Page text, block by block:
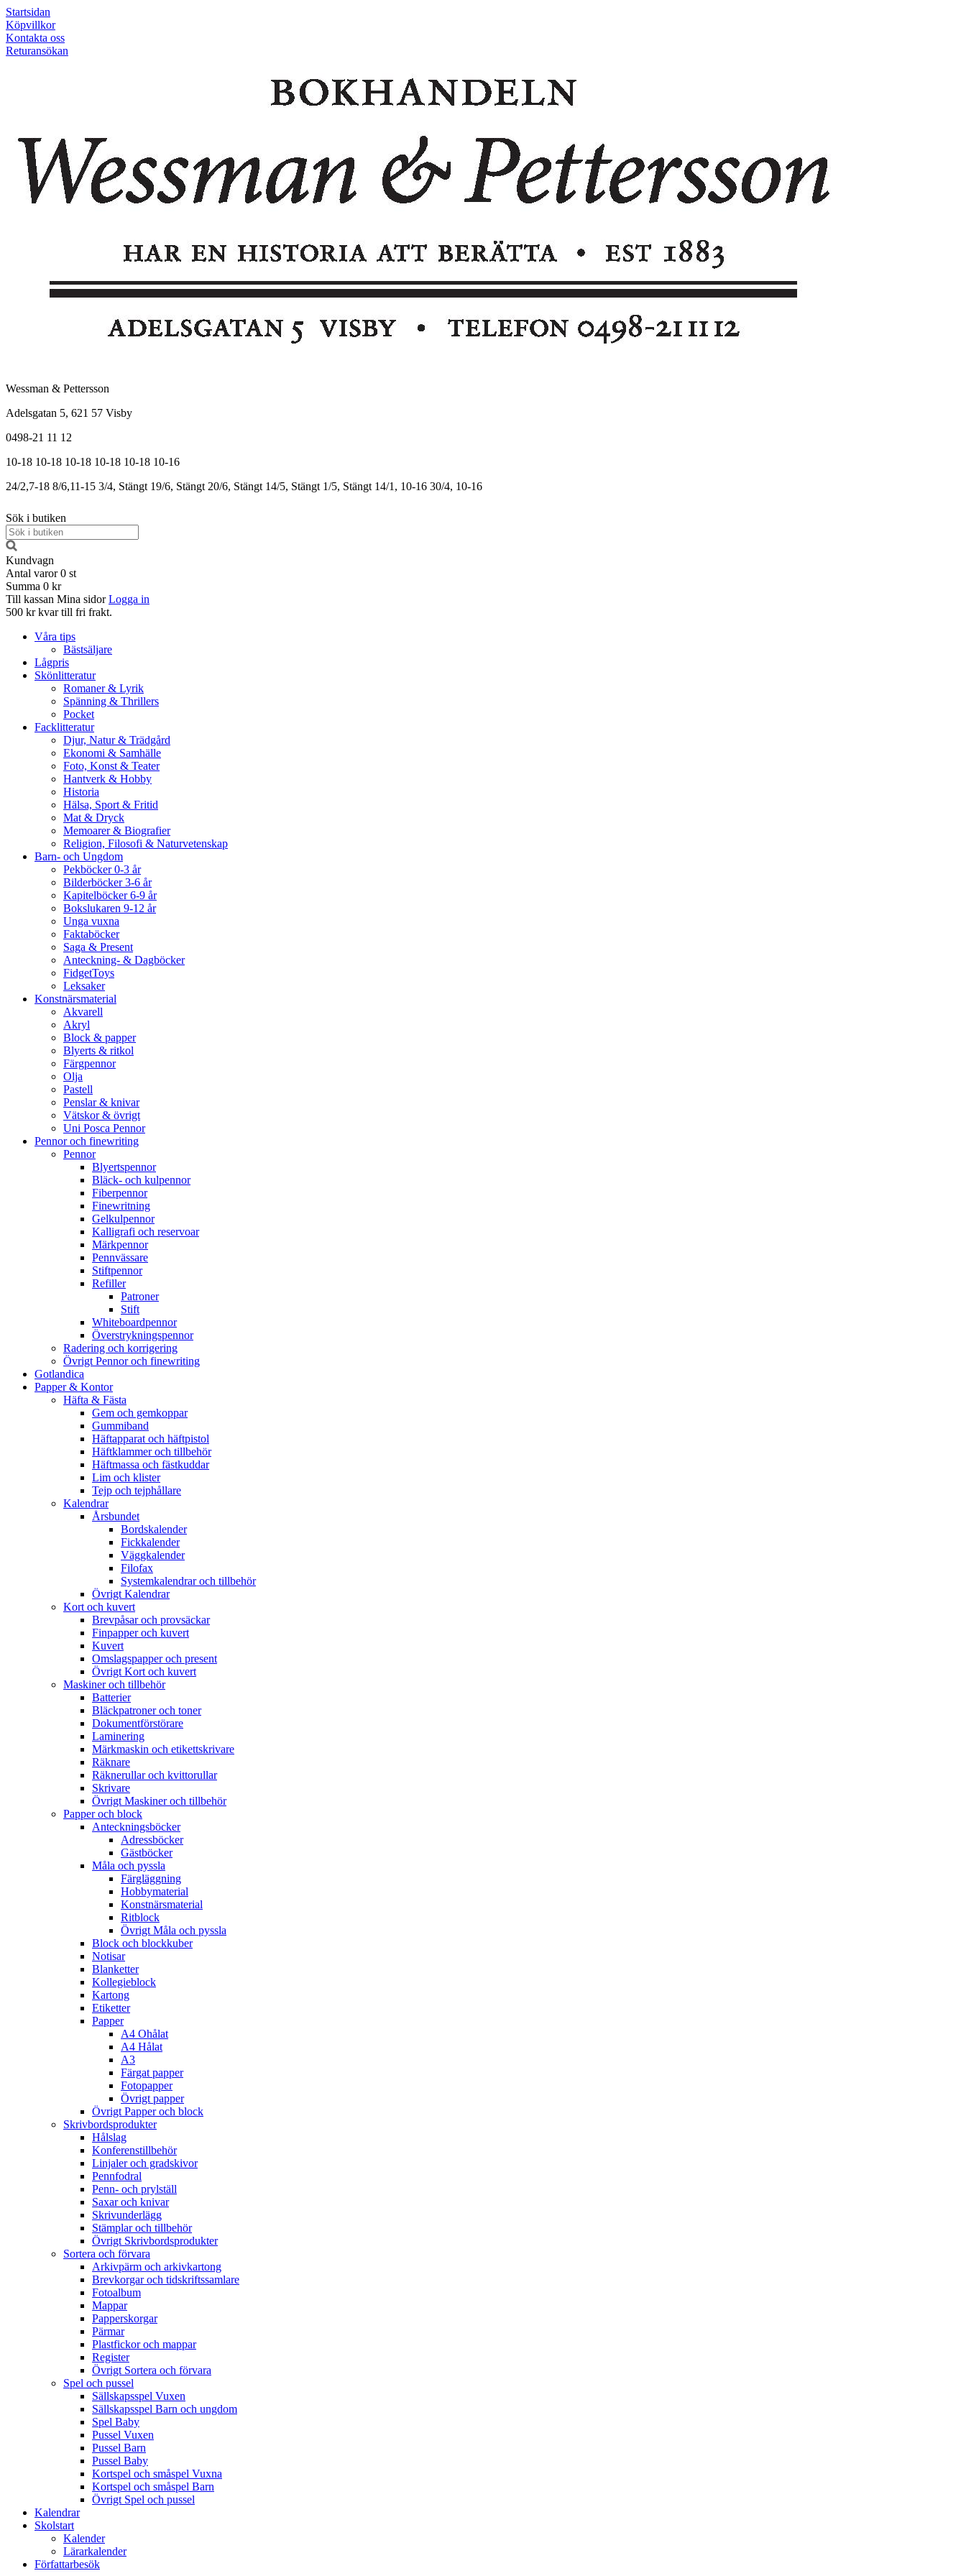
Startsidan
Köpvillkor
Kontakta oss
Returansökan
Wessman & Pettersson
Adelsgatan 5, 621 57 Visby
0498-21 11 12
10-18 10-18 10-18 10-18 10-18 10-16
24/2,7-18 8/6,11-15 3/4, Stängt 19/6, Stängt 20/6, Stängt 14/5, Stängt 1/5, Stängt 14/1, 10-16 30/4, 10-16
Sök i butiken
Kundvagn
Antal varor 0 st
Summa 0 kr
Till kassan Mina sidor Logga in
500 kr kvar till fri frakt.
Våra tips
Bästsäljare
Lågpris
Skönlitteratur
Romaner & Lyrik
Spänning & Thrillers
Pocket
Facklitteratur
Djur, Natur & Trädgård
Ekonomi & Samhälle
Foto, Konst & Teater
Hantverk & Hobby
Historia
Hälsa, Sport & Fritid
Mat & Dryck
Memoarer & Biografier
Religion, Filosofi & Naturvetenskap
Barn- och Ungdom
Pekböcker 0-3 år
Bilderböcker 3-6 år
Kapitelböcker 6-9 år
Bokslukaren 9-12 år
Unga vuxna
Faktaböcker
Saga & Present
Anteckning- & Dagböcker
FidgetToys
Leksaker
Konstnärsmaterial
Akvarell
Akryl
Block & papper
Blyerts & ritkol
Färgpennor
Olja
Pastell
Penslar & knivar
Vätskor & övrigt
Uni Posca Pennor
Pennor och finewriting
Pennor
Blyertspennor
Bläck- och kulpennor
Fiberpennor
Finewritning
Gelkulpennor
Kalligrafi och reservoar
Märkpennor
Pennvässare
Stiftpennor
Refiller
Patroner
Stift
Whiteboardpennor
Överstrykningspennor
Radering och korrigering
Övrigt Pennor och finewriting
Gotlandica
Papper & Kontor
Häfta & Fästa
Gem och gemkoppar
Gummiband
Häftapparat och häftpistol
Häftklammer och tillbehör
Häftmassa och fästkuddar
Lim och klister
Tejp och tejphållare
Kalendrar
Årsbundet
Bordskalender
Fickkalender
Väggkalender
Filofax
Systemkalendrar och tillbehör
Övrigt Kalendrar
Kort och kuvert
Brevpåsar och provsäckar
Finpapper och kuvert
Kuvert
Omslagspapper och present
Övrigt Kort och kuvert
Maskiner och tillbehör
Batterier
Bläckpatroner och toner
Dokumentförstörare
Laminering
Märkmaskin och etikettskrivare
Räknare
Räknerullar och kvittorullar
Skrivare
Övrigt Maskiner och tillbehör
Papper och block
Anteckningsböcker
Adressböcker
Gästböcker
Måla och pyssla
Färgläggning
Hobbymaterial
Konstnärsmaterial
Ritblock
Övrigt Måla och pyssla
Block och blockkuber
Notisar
Blanketter
Kollegieblock
Kartong
Etiketter
Papper
A4 Ohålat
A4 Hålat
A3
Färgat papper
Fotopapper
Övrigt papper
Övrigt Papper och block
Skrivbordsprodukter
Hålslag
Konferenstillbehör
Linjaler och gradskivor
Pennfodral
Penn- och prylställ
Saxar och knivar
Skrivunderlägg
Stämplar och tillbehör
Övrigt Skrivbordsprodukter
Sortera och förvara
Arkivpärm och arkivkartong
Brevkorgar och tidskriftssamlare
Fotoalbum
Mappar
Papperskorgar
Pärmar
Plastfickor och mappar
Register
Övrigt Sortera och förvara
Spel och pussel
Sällskapsspel Vuxen
Sällskapsspel Barn och ungdom
Spel Baby
Pussel Vuxen
Pussel Barn
Pussel Baby
Kortspel och småspel Vuxna
Kortspel och småspel Barn
Övrigt Spel och pussel
Kalendrar
Skolstart
Kalender
Lärarkalender
Författarbesök